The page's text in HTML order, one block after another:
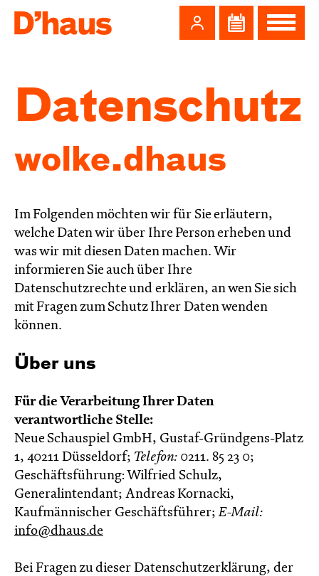
Daten­schutz
wolke.dhaus
Im Folgenden möchten wir für Sie erläutern,
welche Daten wir über Ihre Person erheben und
was wir mit diesen Daten machen. Wir
informieren Sie auch über Ihre
Datenschutzrechte und erklären, an wen Sie sich
mit Fragen zum Schutz Ihrer Daten wenden
können.
Über uns
Für die Verarbeitung Ihrer Daten
verantwortliche Stelle:
Neue Schauspiel GmbH, Gustaf-Gründgens-Platz
1, 40211 Düsseldorf; Telefon: 0211. 85 23 0;
Geschäftsführung: Wilfried Schulz,
Generalintendant; Andreas Kornacki,
Kaufmännischer Geschäftsführer;E-Mail:
info@dhaus.de
Bei Fragen zu dieser Datenschutzerklärung, der